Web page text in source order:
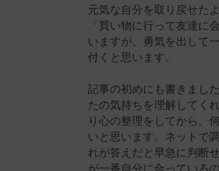
元気な自分を取り戻せた
「買い物に行って友達に
いますが、勇気を出して
付くと思います。
記事の初めにも書きまし
たの気持ちを理解してく
り心の整理をしてから、
いと思います。ネットで
れが答えだと早急に判断